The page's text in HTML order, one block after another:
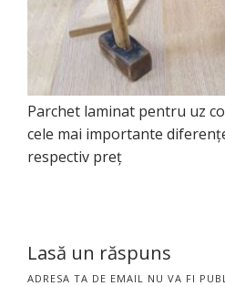
Parchet laminat pentru uz
cele mai importante
respectiv preț
Lasă un răspuns
ADRESA TA DE EMAIL NU VA FI